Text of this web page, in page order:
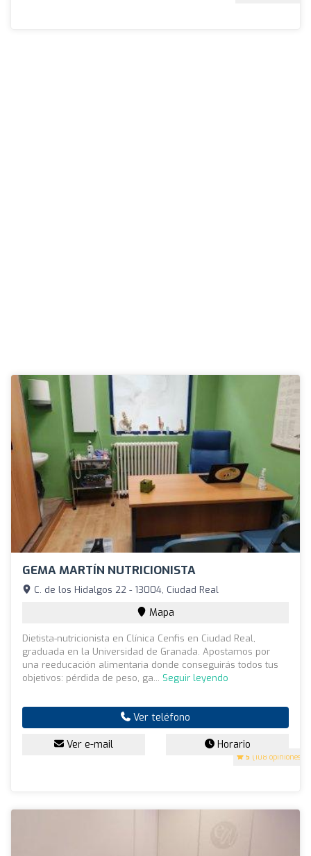
GEMA MARTÍN NUTRICIONISTA
5 (108 opiniones)
C. de los Hidalgos 22 - 13004, Ciudad Real
Mapa
Dietista-nutricionista en Clínica Cenfis en Ciudad Real,
graduada en la Universidad de Granada. Apostamos por
una reeducación alimentaria donde conseguirás todos tus
objetivos: pérdida de peso, ga... Seguir leyendo
Ver teléfono
Ver e-mail Horario